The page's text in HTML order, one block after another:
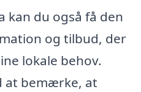
kan du også få den
og tilbud, der
lokale behov.
at bemærke, at